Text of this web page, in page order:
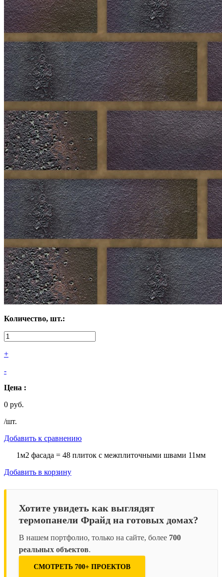
Количество, шт.:
+
-
Цена :
0 руб.
/шт.
Добавить к сравнению
1м2 фасада = 48 плиток с межплиточными швами 11мм
Добавить в корзину
Хотите увидеть как выглядят
термопанели Фрайд на готовых домах?
В нашем портфолио, только на сайте, более 700
реальных объектов.
СМОТРЕТЬ 700+ ПРОЕКТОВ